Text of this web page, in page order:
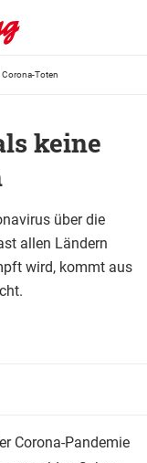
Corona-Toten
keine
über die
allen Ländern
wird, kommt aus
Corona-Pandemie